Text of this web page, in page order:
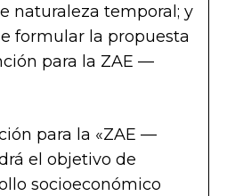
naturaleza temporal; y
formular la propuesta
para la ZAE —
para la «ZAE —
el objetivo de
socioeconómico